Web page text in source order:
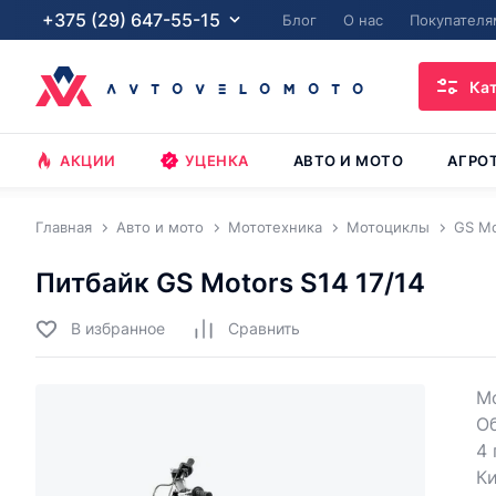
+375 (29) 647-55-15 Блог О нас
АКЦИИ УЦЕНКА АВТО И МОТО
Главная Авто и мото Мототехника Мотоциклы GS
Питбайк GS Motors S14 17/14
В избранное Cравнить
4